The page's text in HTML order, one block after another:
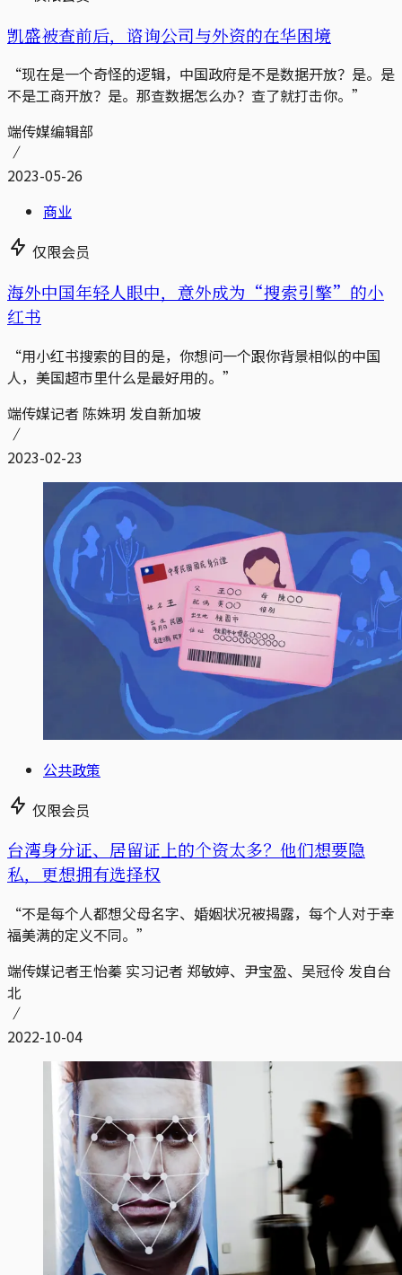
凯盛被查前后，谘询公司与外资的在华困境
“现在是一个奇怪的逻辑，中国政府是不是数据开放？是。是
不是工商开放？是。那查数据怎么办？查了就打击你。”
端传媒编辑部
2023-05-26
商业
仅限会员
海外中国年轻人眼中，意外成为“搜索引擎”的小
红书
“用小红书搜索的目的是，你想问一个跟你背景相似的中国
人，美国超市里什么是最好用的。”
端传媒记者 陈姝玥 发自新加坡
2023-02-23
公共政策
仅限会员
台湾身分证、居留证上的个资太多？他们想要隐
私，更想拥有选择权
“不是每个人都想父母名字、婚姻状况被揭露，每个人对于幸
福美满的定义不同。”
端传媒记者王怡蓁 实习记者 郑敏婷、尹宝盈、吴冠伶 发自台
北
2022-10-04